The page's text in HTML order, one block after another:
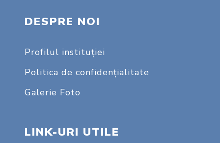
DESPRE NOI
Profilul instituţiei
Politica de confidențialitate
Galerie Foto
LINK-URI UTILE